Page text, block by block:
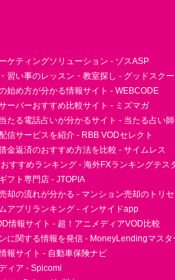
ケティングソリューション - ゾスASP
習い事のレッスン・教室探し - グッドスク
始め方が分かる情報サイト - WEBCODE
ーバーおすすめ比較サイト - ミズマガ
たる電話占いが分かるサイト - 当たる占い
信サービスを紹介 - RBB VODセレクト
金返済のおすすめ方法を比較 - サイムレス
すすめランキング - 海外FXランキングテス
フト専門店 - JTOPIA
却の流れが分かる - マンション売却のトリ
アプリランキング - インサイドapp
情報サイト - 超！アニメディアVOD比較
に関する情報を発信 - MoneyLendingマスタ
報サイト - 自動車保険ナビ
ィア - Spicomi